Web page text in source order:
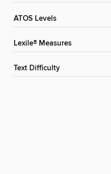
ATOS Levels
Lexile® Measures
Text Difficulty